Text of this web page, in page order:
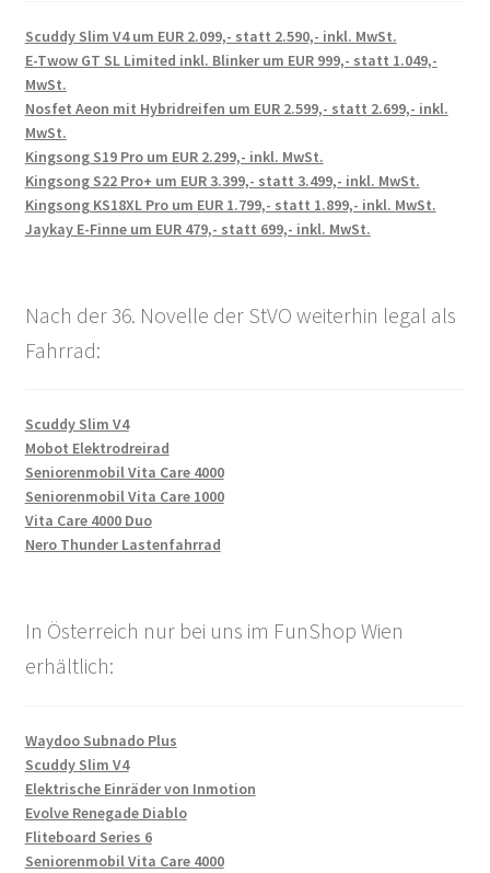
Scuddy Slim V4 um EUR 2.099,- statt 2.590,- inkl. MwSt.
E-Twow GT SL Limited inkl. Blinker um EUR 999,- statt 1.049,-
MwSt.
Nosfet Aeon mit Hybridreifen um EUR 2.599,- statt 2.699,- inkl.
MwSt.
Kingsong S19 Pro um EUR 2.299,- inkl. MwSt.
Kingsong S22 Pro+ um EUR 3.399,- statt 3.499,- inkl. MwSt.
Kingsong KS18XL Pro um EUR 1.799,- statt 1.899,- inkl. MwSt.
Jaykay E-Finne um EUR 479,- statt 699,- inkl. MwSt.
Nach der 36. Novelle der StVO weiterhin legal als
Fahrrad:
Scuddy Slim V4
Mobot Elektrodreirad
Seniorenmobil Vita Care 4000
Seniorenmobil Vita Care 1000
Vita Care 4000 Duo
Nero Thunder Lastenfahrrad
In Österreich nur bei uns im FunShop Wien
erhältlich:
Waydoo Subnado Plus
Scuddy Slim V4
Elektrische Einräder von Inmotion
Evolve Renegade Diablo
Fliteboard Series 6
Seniorenmobil Vita Care 4000